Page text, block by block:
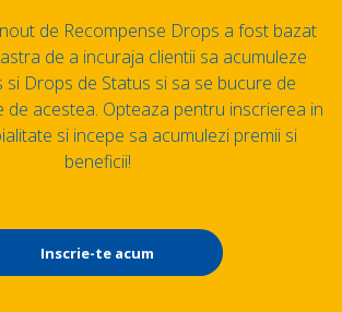
de Recompense Drops a fost bazat
de a incuraja clientii sa acumuleze
Drops de Status si sa se bucure de
de acestea. Opteaza pentru inscrierea in
si incepe sa acumulezi premii si
beneficii!
Inscrie-te acum